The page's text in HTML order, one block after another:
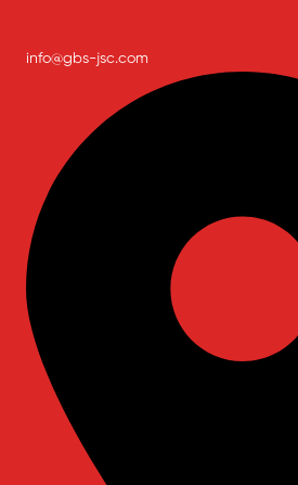
info@gbs-jsc.com